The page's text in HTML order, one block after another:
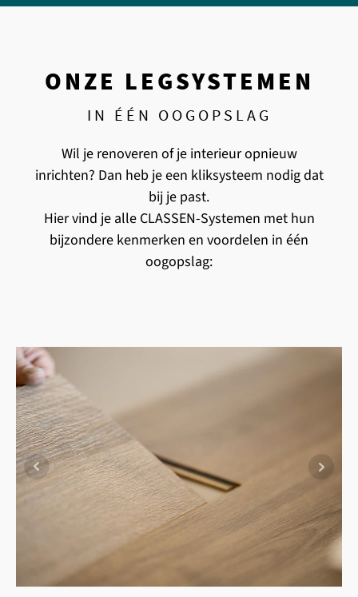
ONZE LEGSYSTEMEN
IN ÉÉN OOGOPSLAG
Wil je renoveren of je interieur opnieuw
inrichten? Dan heb je een kliksysteem nodig dat
bij je past.
Hier vind je alle CLASSEN-Systemen met hun
bijzondere kenmerken en voordelen in één
oogopslag: